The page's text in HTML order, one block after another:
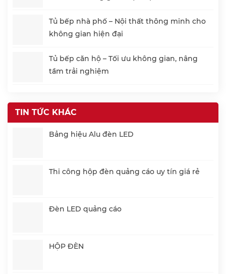
Tủ bếp nhà phố – Nội thất thông minh cho
không gian hiện đại
Tủ bếp căn hộ – Tối ưu không gian, nâng
tầm trải nghiệm
TIN TỨC KHÁC
Bảng hiệu Alu đèn LED
Thi công hộp đèn quảng cáo uy tín giá rẻ
Đèn LED quảng cáo
HỘP ĐÈN